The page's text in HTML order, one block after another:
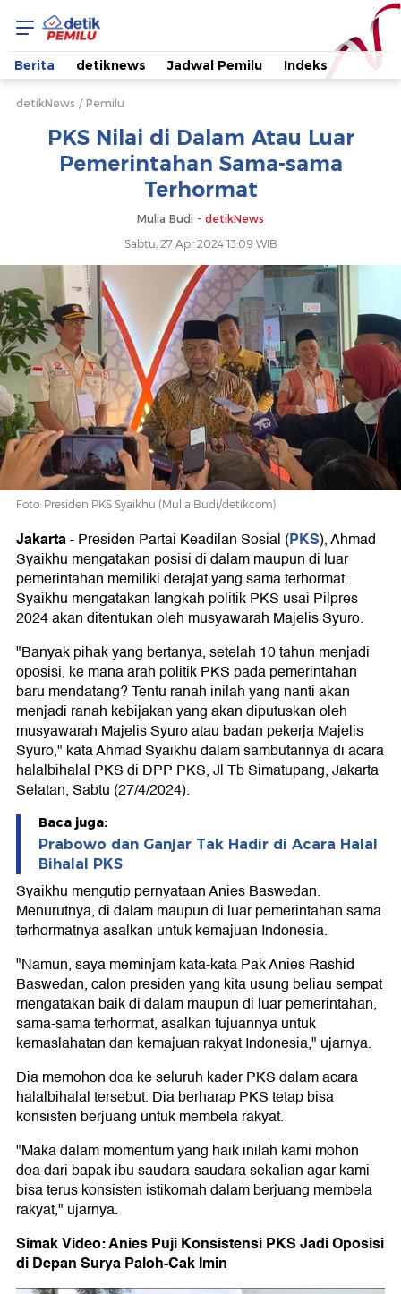
PKS
Nilai
di
Dalam
Luar
Pemerintahan
Sama-
sama
Terhormat
Berita detiknews Jadwal Pemilu Indeks
detikNews Pemilu
PKS Nilai di Dalam Atau Luar
Pemerintahan Sama-sama
Terhormat
Mulia Budi - detikNews
Sabtu, 27 Apr 2024 13:09 WIB
Foto: Presiden PKS Syaikhu (Mulia Budi/detikcom)
Jakarta-Presiden Partai Keadilan Sosial (PKS), Ahmad
Syaikhu mengatakan posisi di dalam maupun di luar
pemerintahan memiliki derajat yang sama terhormat.
Syaikhu mengatakan langkah politik PKS usai Pilpres
2024 akan ditentukan oleh musyawarah Majelis Syuro.
"Banyak pihak yang bertanya, setelah 10 tahun menjadi
oposisi, ke mana arah politik PKS pada pemerintahan
baru mendatang? Tentu ranah inilah yang nanti akan
menjadi ranah kebijakan yang akan diputuskan oleh
musyawarah Majelis Syuro atau badan pekerja Majelis
Syuro," kata Ahmad Syaikhu dalam sambutannya di acara
halalbihalal PKS di DPP PKS, Jl Tb Simatupang, Jakarta
Selatan, Sabtu (27/4/2024).
Baca juga:
Prabowo dan Ganjar Tak Hadir di Acara Halal
Bihalal PKS
Syaikhu mengutip pernyataan Anies Baswedan.
Menurutnya, di dalam maupun di luar pemerintahan sama
terhormatnya asalkan untuk kemajuan Indonesia.
"Namun, saya meminjam kata-kata Pak Anies Rashid
Baswedan, calon presiden yang kita usung beliau sempat
mengatakan baik di dalam maupun di luar pemerintahan,
sama-sama terhormat, asalkan tujuannya untuk
kemaslahatan dan kemajuan rakyat Indonesia," ujarnya.
Dia memohon doa ke seluruh kader PKS dalam acara
halalbihalal tersebut. Dia berharap PKS tetap bisa
konsisten berjuang untuk membela rakyat.
"Maka dalam momentum yang haik inilah kami mohon
doa dari bapak ibu saudara-saudara sekalian agar kami
bisa terus konsisten istikomah dalam berjuang membela
rakyat," ujarnya.
Simak Video: Anies Puji Konsistensi PKS Jadi Oposisi
di Depan Surya Paloh-Cak Imin